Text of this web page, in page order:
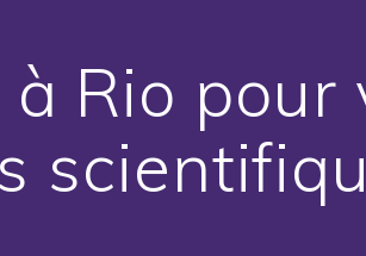
Rio pour